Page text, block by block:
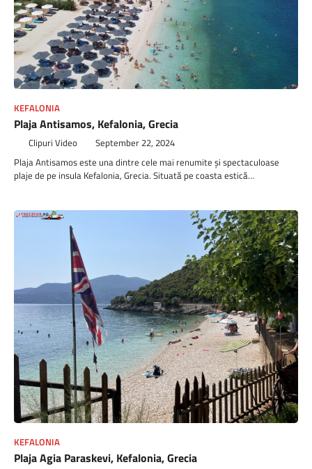
KEFALONIA
Plaja Antisamos, Kefalonia, Grecia
Clipuri Video September 22, 2024
Plaja Antisamos este una dintre cele mai renumite și spectaculoase
plaje de pe insula Kefalonia, Grecia. Situată pe coasta estică…
KEFALONIA
Plaja Agia Paraskevi, Kefalonia, Grecia